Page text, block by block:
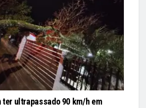
ter ultrapassado 90 km/h em